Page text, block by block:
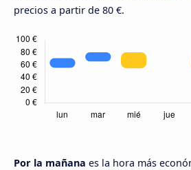
precios a partir de 80 €.
Por la mañana es la hora más